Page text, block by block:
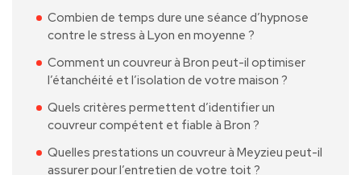
Combien de temps dure une séance d’hypnose
contre le stress à Lyon en moyenne ?
Comment un couvreur à Bron peut-il optimiser
l’étanchéité et l’isolation de votre maison ?
Quels critères permettent d’identifier un
couvreur compétent et fiable à Bron ?
Quelles prestations un couvreur à Meyzieu peut-il
assurer pour l’entretien de votre toit ?